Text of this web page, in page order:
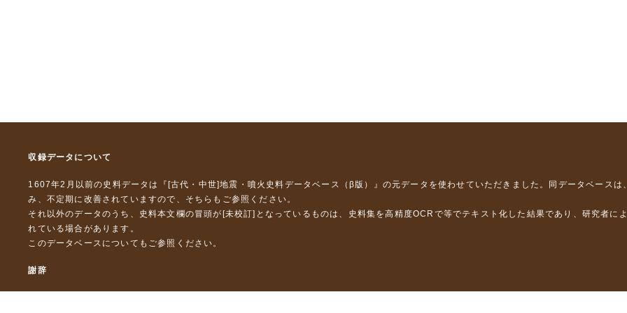
収録データについて
1607年2月以前の史料データは『 [古代・中世]地震・噴火史料データベース（β版）』 の元データを使わせていただきました。同データベース
み、不定期に改善されていますので、 そちら もご参照ください。
それ以外のデータのうち、史料本文欄の冒頭が[未校訂]となっているものは、史料集を高精度OCRで等でテキスト化した結果であり、研究者
れている場合があります。
このデータベースについて もご参照ください。
謝辞